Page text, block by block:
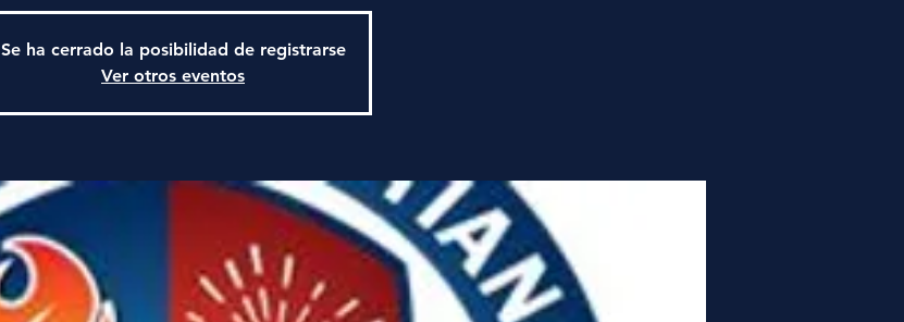
Se ha cerrado la posibilidad de registrarse
Ver otros eventos